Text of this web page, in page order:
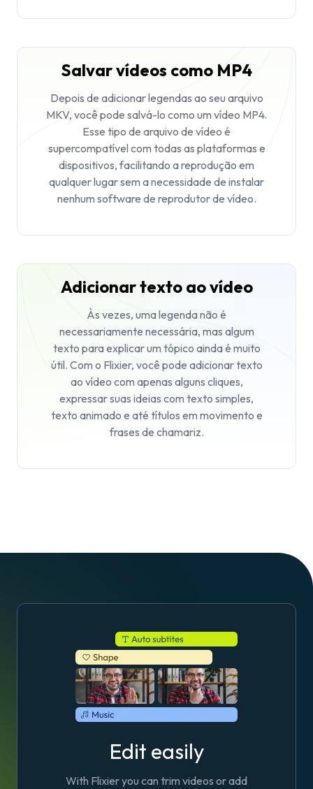
Salvar vídeos como MP4
Depois de adicionar legendas ao seu arquivo
MKV, você pode salvá-lo como um vídeo MP4.
Esse tipo de arquivo de vídeo é
supercompatível com todas as plataformas e
dispositivos, facilitando a reprodução em
qualquer lugar sem a necessidade de instalar
nenhum software de reprodutor de vídeo.
Adicionar texto ao vídeo
Às vezes, uma legenda não é
necessariamente necessária, mas algum
texto para explicar um tópico ainda é muito
útil. Com o Flixier, você pode adicionar texto
ao vídeo com apenas alguns cliques,
expressar suas ideias com texto simples,
texto animado e até títulos em movimento e
frases de chamariz.
Edit easily
With Flixier you can trim videos or add